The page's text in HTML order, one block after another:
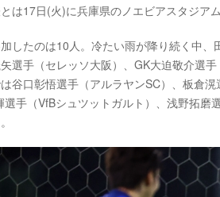
は17日(火)に兵庫県のノエビアスタジア
したのは10人。冷たい雨が降り続く中
選手（セレッソ大阪）、GK大迫敬介選
谷口彰悟選手（アルラヤンSC）、板倉
選手（VfBシュツットガルト）、浅野拓